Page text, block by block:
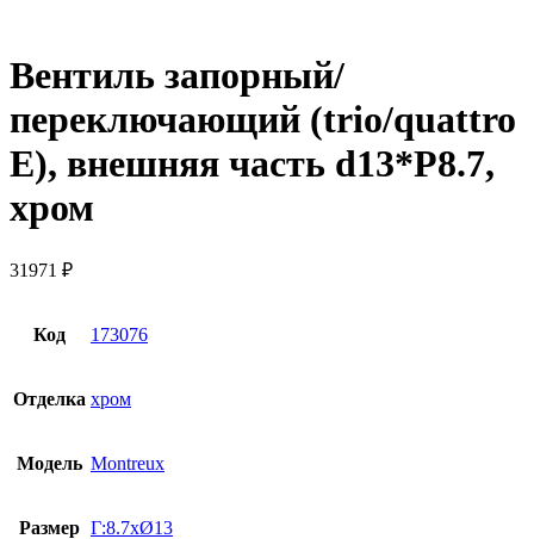
Вентиль запорный/
переключающий (trio/quattro
E), внешняя часть d13*P8.7,
хром
31971 ₽
Код 173076
Отделка хром
Модель Montreux
Размер Г:8.7xØ13